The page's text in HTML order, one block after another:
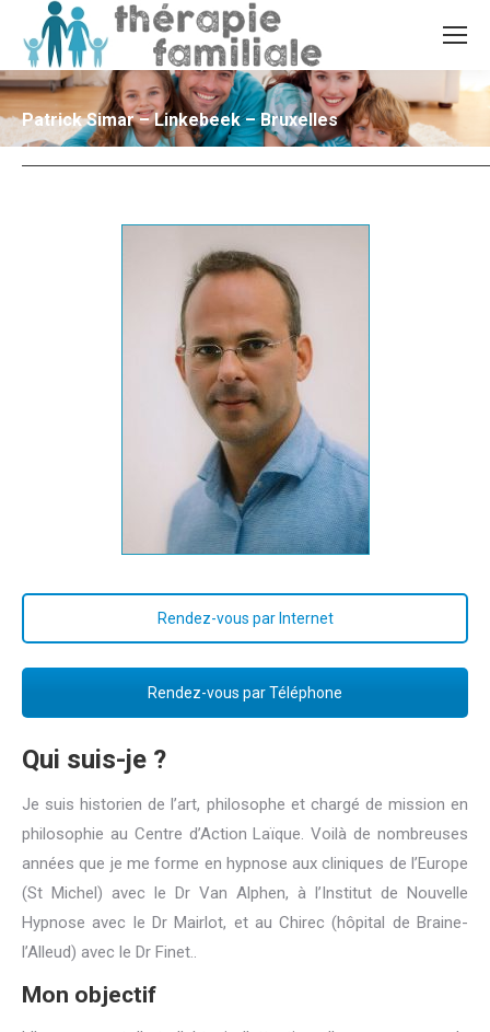
Patrick Simar – Linkebeek – Bruxelles
Qui suis-je ?
Je suis historien de l’art, philosophe et chargé de mission en
philosophie au Centre d’Action Laïque. Voilà de nombreuses
années que je me forme en hypnose aux cliniques de l’Europe
(St Michel) avec le Dr Van Alphen, à l’Institut de Nouvelle
Hypnose avec le Dr Mairlot, et au Chirec (hôpital de Braine-
l’Alleud) avec le Dr Finet..
Mon objectif
Rendez-vous par Internet
Rendez-vous par Téléphone